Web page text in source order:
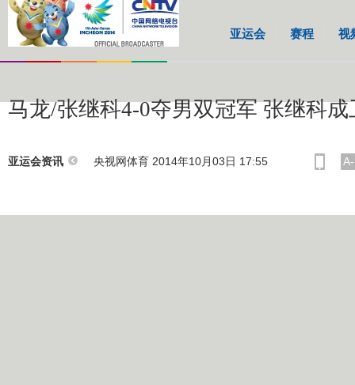
亚运会 赛程 视
马龙/张继科4-0夺男双冠军 张继科成
亚运会资讯 央视网体育 2014年10月03日 17:55 A-